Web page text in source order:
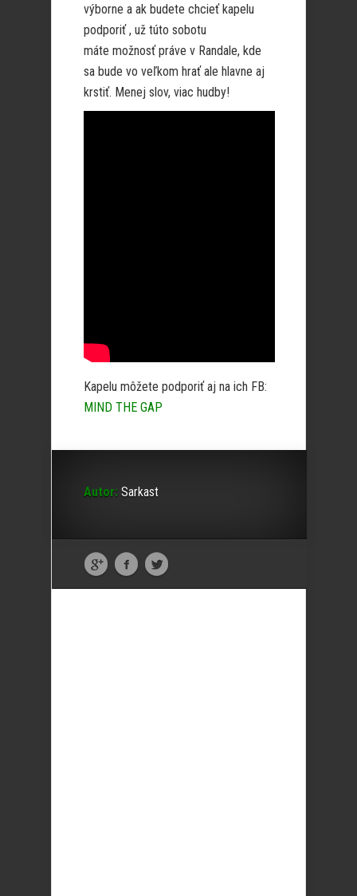
výborne a ak budete chcieť kapelu
podporiť , už túto sobotu
máte možnosť práve v Randale, kde
sa bude vo veľkom hrať ale hlavne aj
krstiť. Menej slov, viac hudby!
Kapelu môžete podporiť aj na ich FB:
MIND THE GAP
Autor: Sarkast